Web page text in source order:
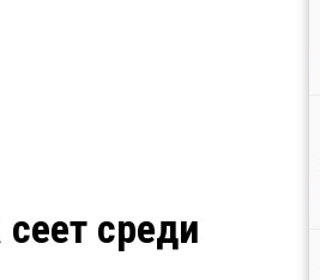
среди